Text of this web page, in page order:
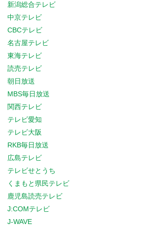
新潟総合テレビ
中京テレビ
CBCテレビ
名古屋テレビ
東海テレビ
読売テレビ
朝日放送
MBS毎日放送
関西テレビ
テレビ愛知
テレビ大阪
RKB毎日放送
広島テレビ
テレビせとうち
くまもと県民テレビ
鹿児島読売テレビ
J:COMテレビ
J-WAVE